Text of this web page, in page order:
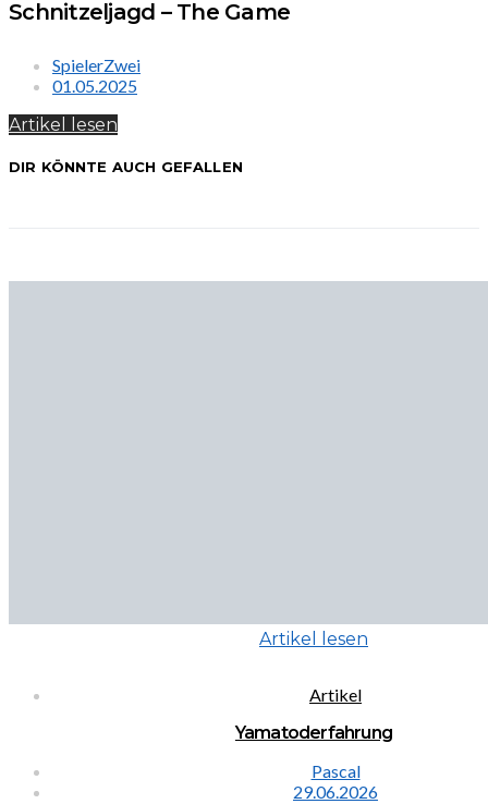
Schnitzeljagd – The Game
SpielerZwei
01.05.2025
Artikel lesen
DIR KÖNNTE AUCH GEFALLEN
Artikel lesen
Artikel
Yamatoderfahrung
Pascal
29.06.2026